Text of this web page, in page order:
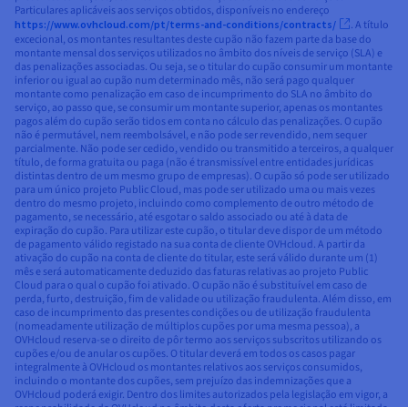
Particulares aplicáveis aos serviços obtidos, disponíveis no endereço
https://www.ovhcloud.com/pt/terms-and-conditions/contracts/
. A título
excecional, os montantes resultantes deste cupão não fazem parte da base do
montante mensal dos serviços utilizados no âmbito dos níveis de serviço (SLA) e
das penalizações associadas. Ou seja, se o titular do cupão consumir um montante
inferior ou igual ao cupão num determinado mês, não será pago qualquer
montante como penalização em caso de incumprimento do SLA no âmbito do
serviço, ao passo que, se consumir um montante superior, apenas os montantes
pagos além do cupão serão tidos em conta no cálculo das penalizações. O cupão
não é permutável, nem reembolsável, e não pode ser revendido, nem sequer
parcialmente. Não pode ser cedido, vendido ou transmitido a terceiros, a qualquer
título, de forma gratuita ou paga (não é transmissível entre entidades jurídicas
distintas dentro de um mesmo grupo de empresas). O cupão só pode ser utilizado
para um único projeto Public Cloud, mas pode ser utilizado uma ou mais vezes
dentro do mesmo projeto, incluindo como complemento de outro método de
pagamento, se necessário, até esgotar o saldo associado ou até à data de
expiração do cupão. Para utilizar este cupão, o titular deve dispor de um método
de pagamento válido registado na sua conta de cliente OVHcloud. A partir da
ativação do cupão na conta de cliente do titular, este será válido durante um (1)
mês e será automaticamente deduzido das faturas relativas ao projeto Public
Cloud para o qual o cupão foi ativado. O cupão não é substituível em caso de
perda, furto, destruição, fim de validade ou utilização fraudulenta. Além disso, em
caso de incumprimento das presentes condições ou de utilização fraudulenta
(nomeadamente utilização de múltiplos cupões por uma mesma pessoa), a
OVHcloud reserva-se o direito de pôr termo aos serviços subscritos utilizando os
cupões e/ou de anular os cupões. O titular deverá em todos os casos pagar
integralmente à OVHcloud os montantes relativos aos serviços consumidos,
incluindo o montante dos cupões, sem prejuízo das indemnizações que a
OVHcloud poderá exigir. Dentro dos limites autorizados pela legislação em vigor, a